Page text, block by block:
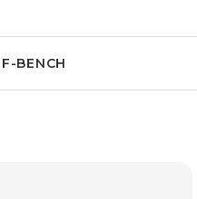
BENCH